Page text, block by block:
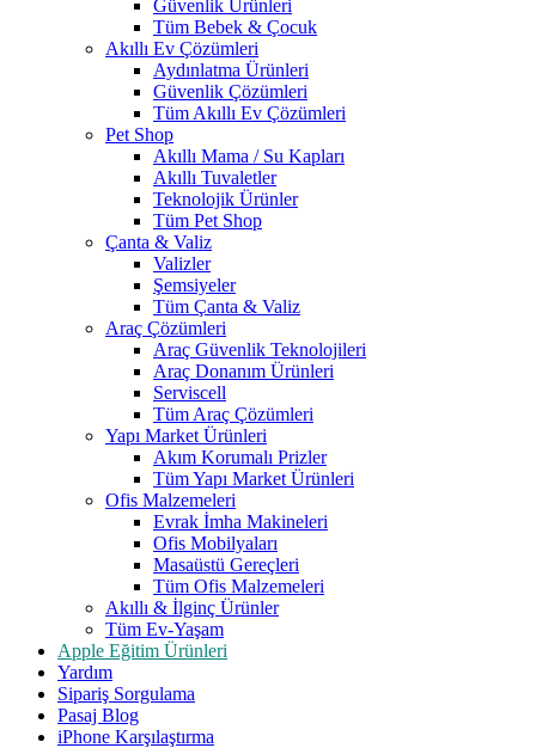
Güvenlik Ürünleri
Tüm Bebek & Çocuk
Akıllı Ev Çözümleri
Aydınlatma Ürünleri
Güvenlik Çözümleri
Tüm Akıllı Ev Çözümleri
Pet Shop
Akıllı Mama / Su Kapları
Akıllı Tuvaletler
Teknolojik Ürünler
Tüm Pet Shop
Çanta & Valiz
Valizler
Şemsiyeler
Tüm Çanta & Valiz
Araç Çözümleri
Araç Güvenlik Teknolojileri
Araç Donanım Ürünleri
Serviscell
Tüm Araç Çözümleri
Yapı Market Ürünleri
Akım Korumalı Prizler
Tüm Yapı Market Ürünleri
Ofis Malzemeleri
Evrak İmha Makineleri
Ofis Mobilyaları
Masaüstü Gereçleri
Tüm Ofis Malzemeleri
Akıllı & İlginç Ürünler
Tüm Ev-Yaşam
Apple Eğitim Ürünleri
Yardım
Sipariş Sorgulama
Pasaj Blog
iPhone Karşılaştırma